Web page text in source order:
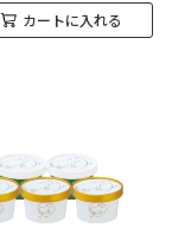
カートに入れる